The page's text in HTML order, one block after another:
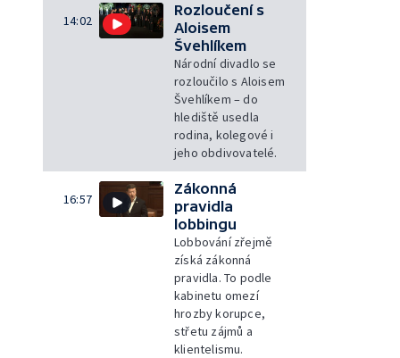
14:02
Rozloučení s
Aloisem
Švehlíkem
Národní divadlo se
rozloučilo s Aloisem
Švehlíkem – do
hlediště usedla
rodina, kolegové i
jeho obdivovatelé.
16:57
Zákonná
pravidla
lobbingu
Lobbování zřejmě
získá zákonná
pravidla. To podle
kabinetu omezí
hrozby korupce,
střetu zájmů a
klientelismu.